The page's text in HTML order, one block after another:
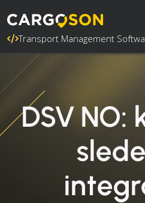
Transport Management
DSV NO: